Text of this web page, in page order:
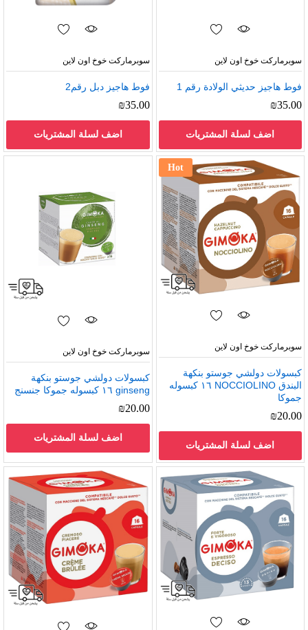
سوبرماركت خوخ اون لاين
فوط هاجيز حديثي الولادة رقم 1
₪35.00
اضف لسلة المشتريات
سوبرماركت خوخ اون لاين
فوط هاجيز دبل رقم2
₪35.00
اضف لسلة المشتريات
Hot
سوبرماركت خوخ اون لاين
كبسولات دولشي جوستو بنكهة
البندق NOCCIOLINO ١٦ كبسوله
جموكا
₪20.00
اضف لسلة المشتريات
سوبرماركت خوخ اون لاين
كبسولات دولشي جوستو بنكهة
ginseng ١٦ كبسوله جموكا جنسنج
₪20.00
اضف لسلة المشتريات